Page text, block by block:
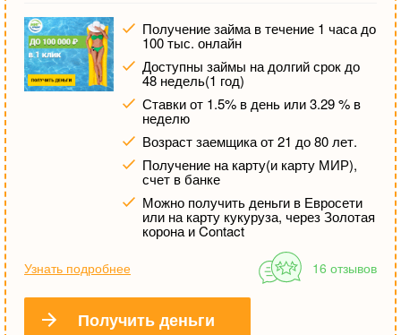
Получение займа в течение 1 часа до
100 тыс. онлайн
Доступны займы на долгий срок до
48 недель(1 год)
Ставки от 1.5% в день или 3.29 % в
неделю
Возраст заемщика от 21 до 80 лет.
Получение на карту(и карту МИР),
счет в банке
Можно получить деньги в Евросети
или на карту кукуруза, через Золотая
корона и Contact
Узнать подробнее 16 отзывов
Получить деньги